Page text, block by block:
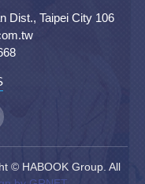
Dist., Taipei City 106
© HABOOK Group. All